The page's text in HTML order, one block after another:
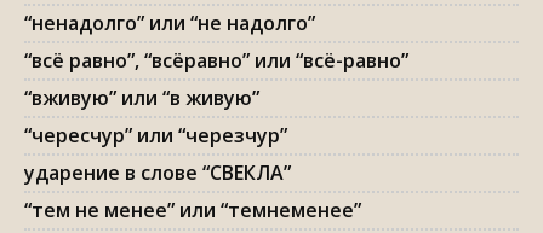
“ненадолго” или “не надолго”
“всё равно”, “всёравно” или “всё-равно”
“вживую” или “в живую”
“чересчур” или “черезчур”
ударение в слове “СВЕКЛА”
“тем не менее” или “темнеменее”